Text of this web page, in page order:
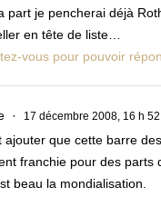
part je pencherai déjà
en tête de liste…
vous pour pouvoir
17 décembre 2008, 16 h
ajouter que cette barre
franchie pour des parts
beau la mondialisation.